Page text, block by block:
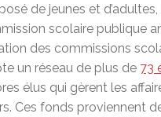
de jeunes et
scolaire publique
des commissions
un réseau de plus de 73
élus qui gèrent les
. Ces fonds proviennent